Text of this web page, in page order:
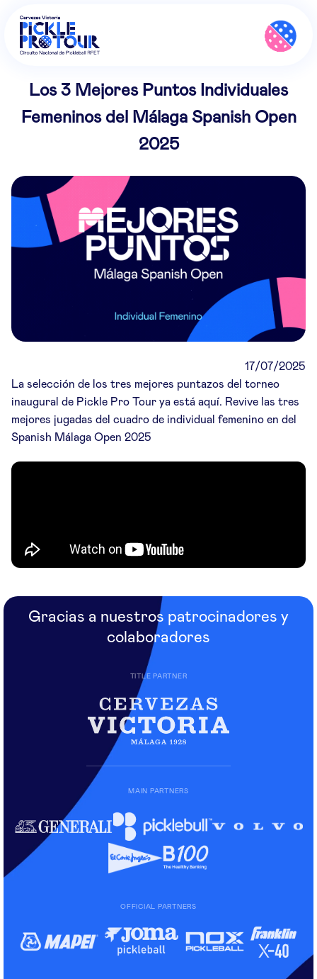
Los 3 Mejores Puntos Individuales
Femeninos del Málaga Spanish Open
2025
17/07/2025
La selección de los tres mejores puntazos del torneo
inaugural de Pickle Pro Tour ya está aquí. Revive las tres
mejores jugadas del cuadro de individual femenino en del
Spanish Málaga Open 2025
Gracias a nuestros patrocinadores y
colaboradores
TITLE PARTNER
MAIN PARTNERS
OFFICIAL PARTNERS